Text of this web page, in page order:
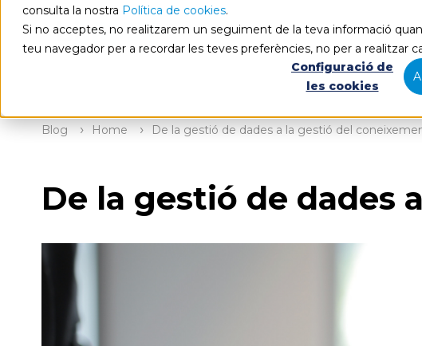
consulta la nostra Política de cookies.
Si no acceptes, no realitzarem un seguiment de la teva informació
teu navegador per a recordar les teves preferències, no per a realitzar
Configuració de
les cookies
Blog Home De la gestió de dades a la gestió del
De la gestió de dades